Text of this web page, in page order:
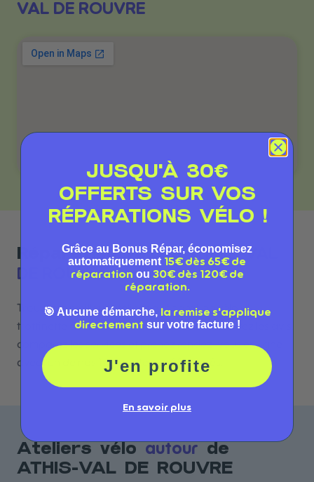
VAL DE ROUVRE
Réparation vélo à ATHIS-VAL
DE ROUVRE
Trouvez le meilleur atelier de réparation vélo et
trottinette à ATHIS-VAL DE ROUVRE. Consultez les avis,
comparez les services et prenez rendez-vous en ligne
avec l'un de nos 1 réparateurs référencés.
Ateliers vélo autour de
ATHIS-VAL DE ROUVRE
JUSQU'À 30€
OFFERTS SUR VOS
RÉPARATIONS VÉLO !
Grâce au Bonus Répar, économisez
automatiquement 15€ dès 65€ de
réparation ou 30€ dès 120€ de
réparation.
🎯 Aucune démarche, la remise s'applique
directement sur votre facture !
J'en profite
En savoir plus